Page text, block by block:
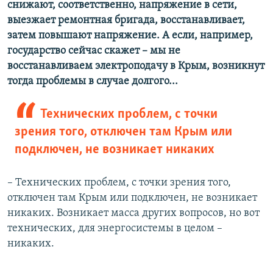
снижают, соответственно, напряжение в сети,
выезжает ремонтная бригада, восстанавливает,
затем повышают напряжение. А если, например,
государство сейчас скажет – мы не
восстанавливаем электроподачу в Крым, возникнут
тогда проблемы в случае долгого...
Технических проблем, с точки
зрения того, отключен там Крым или
подключен, не возникает никаких
– Технических проблем, с точки зрения того,
отключен там Крым или подключен, не возникает
никаких. Возникает масса других вопросов, но вот
технических, для энергосистемы в целом –
никаких.